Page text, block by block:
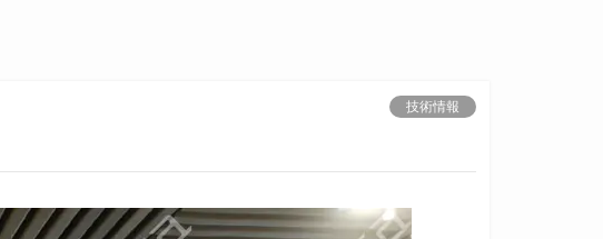
技術情報